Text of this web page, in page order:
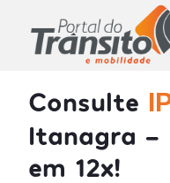
Consulte
Itanagra -
em 12x!